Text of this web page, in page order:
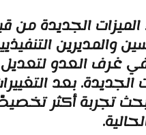
الجديدة من
العدو لتعديل
بعد
تجربة أكثر